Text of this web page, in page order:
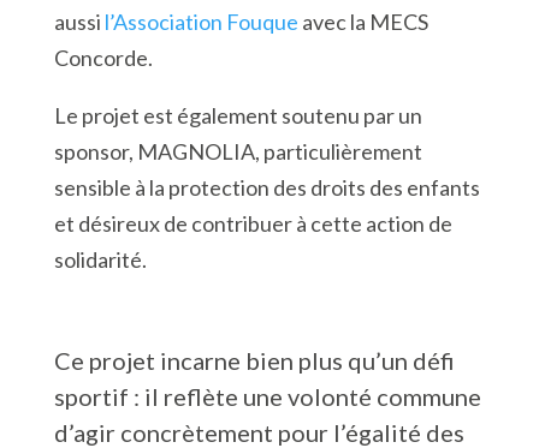
aussi l’Association Fouque avec la MECS
Concorde.
Le projet est également soutenu par un
sponsor, MAGNOLIA, particulièrement
sensible à la protection des droits des enfants
et désireux de contribuer à cette action de
solidarité.
Ce projet incarne bien plus qu’un défi
sportif : il reflète une volonté commune
d’agir concrètement pour l’égalité des